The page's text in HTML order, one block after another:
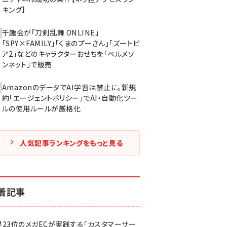
キング】
千趣会が「刀剣乱舞 ONLINE」
「SPY×FAMILY」「くまのプーさん」「ズートピ
ア2」などのキャラクターおせちを「ベルメゾ
ンネット」で販売
AmazonのデータでAI学習は禁止に。新規
約「エージェントポリシー」でAI・自動化ツー
ルの使用ルールが厳格化
人気記事ランキングをもっと見る
記事
位のメガECが実践する「カスタマーサー